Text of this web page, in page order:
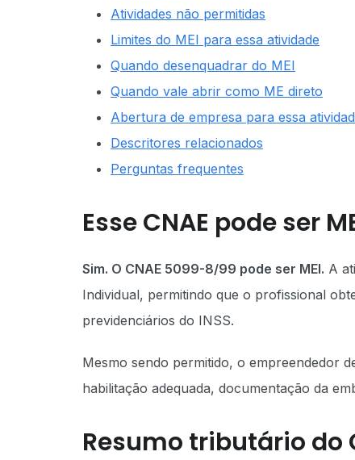
Atividades não permitidas
Limites do MEI para essa atividade
Quando desenquadrar do MEI
Quando vale abrir como ME direto
Abertura de empresa para essa
Descritores relacionados
Perguntas frequentes
Esse CNAE pode ser
Sim. O CNAE 5099-8/99 pode ser MEI. A
Individual, permitindo que o profissional
previdenciários do INSS.
Mesmo sendo permitido, o empreendedor
habilitação adequada, documentação da
Resumo tributário do